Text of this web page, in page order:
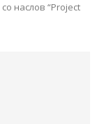
наслов “Project